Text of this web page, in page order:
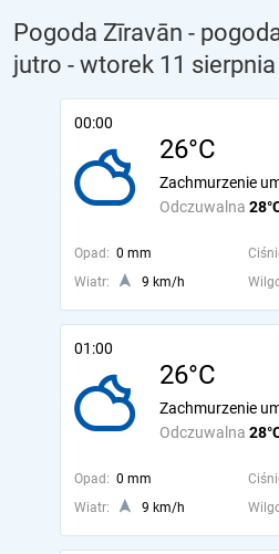
Pogoda Zīravān -
jutro - wtorek 11 sierpnia
00:00
26°C
Odczuwalna
Zachmurzenie
Opad: 0 mm
Wiatr:
9 km/h
01:00
26°C
Odczuwalna
Zachmurzenie
Opad: 0 mm
Wiatr:
9 km/h